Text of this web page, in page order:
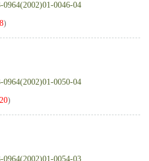
0964(2002)01-0046-04
)
0964(2002)01-0050-04
20)
0964(2002)01-0054-03